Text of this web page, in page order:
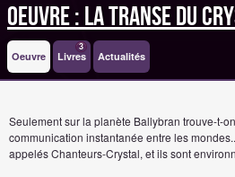
Oeuvre : La Transe du
Oeuvre Livres
3
Actualités
Seulement sur la planète Ballybran trouve-t-
communication instantanée entre les
appelés Chanteurs-Crystal, et ils sont